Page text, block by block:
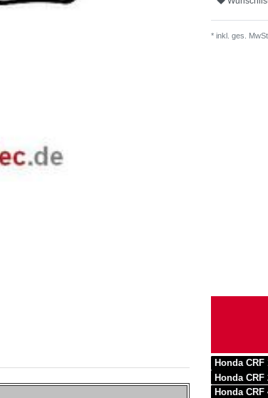
* inkl. ges.
Honda CRF
Honda CRF
Honda CRF